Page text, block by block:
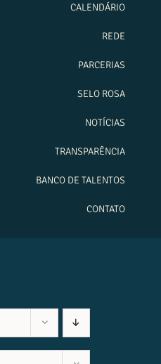
CALENDÁRIO
REDE
PARCERIAS
SELO ROSA
NOTÍCIAS
TRANSPARÊNCIA
BANCO DE TALENTOS
CONTATO